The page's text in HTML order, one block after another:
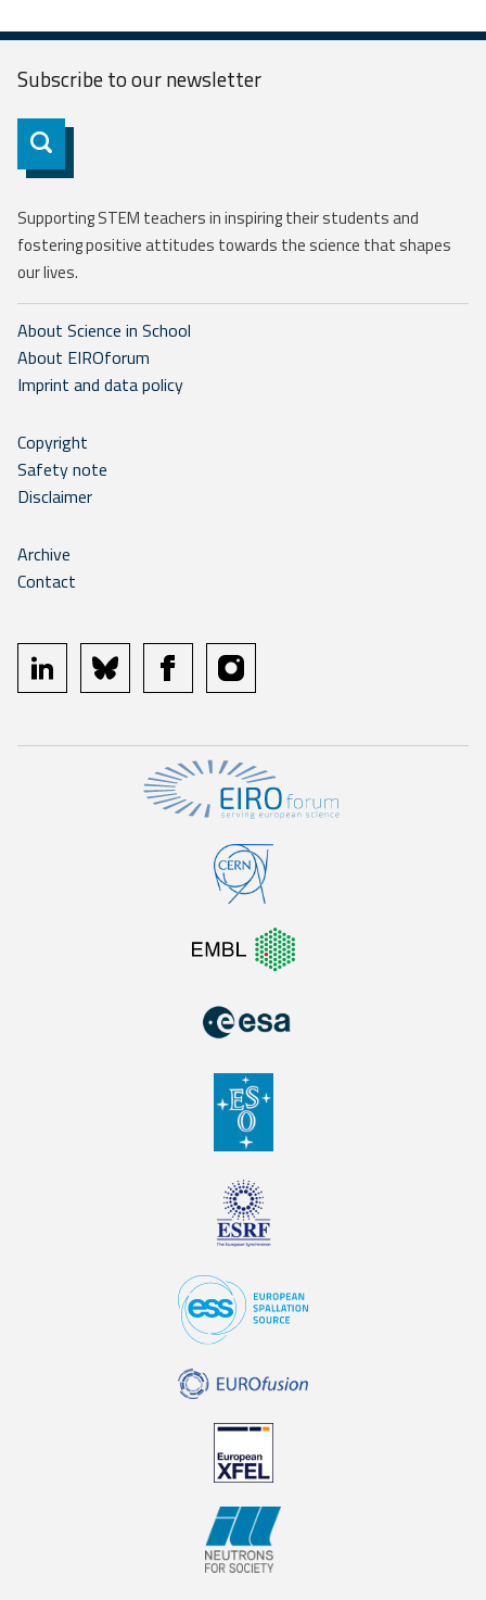
Subscribe to ournewsletter
Subscribe
Supporting STEM teachers in inspiring their students and
fostering positive attitudes towards the science that shapes
our lives.
About Science in School
About EIROforum
Imprint and data policy
Copyright
Safety note
Disclaimer
Archive
Contact
linkedin bluesky facebookinstagram